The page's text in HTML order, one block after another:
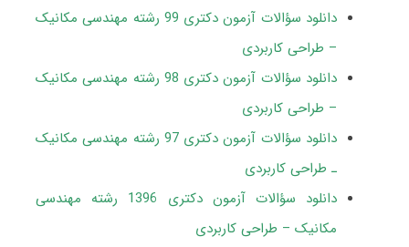
دانلود سؤالات آزمون دکتری 99 رشته مهندسی مکانیک
– طراحی کاربردی
دانلود سؤالات آزمون دکتری 98 رشته مهندسی مکانیک
– طراحی کاربردی
دانلود سؤالات آزمون دکتری 97 رشته مهندسی مکانیک
ـ طراحی کاربردی
دانلود سؤالات آزمون دکتری 1396 رشته مهندسی
مکانیک – طراحی کاربردی